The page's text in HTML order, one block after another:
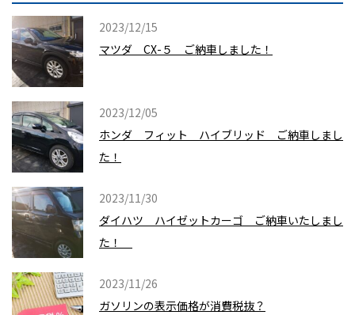
2023/12/15
マツダ CX-５ ご納車しました！
2023/12/05
ホンダ フィット ハイブリッド ご納車しまし
た！
2023/11/30
ダイハツ ハイゼットカーゴ ご納車いたしまし
た！
2023/11/26
ガソリンの表示価格が消費税抜？